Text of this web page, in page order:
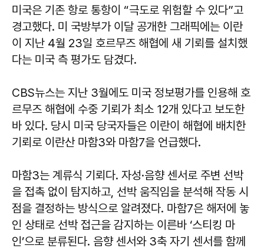
미국은 기존 항로 통항이 “극도로 위험할 수 있다”고
경고했다. 미 국방부가 이달 공개한 그래픽에는 이란
이 지난 4월 23일 호르무즈 해협에 새 기뢰를 설치했
다는 미국 측 평가도 담겼다.
CBS뉴스는 지난 3월에도 미국 정보평가를 인용해 호
르무즈 해협에 수중 기뢰가 최소 12개 있다고 보도한
바 있다. 당시 미국 당국자들은 이란이 해협에 배치한
기뢰로 이란산 마함3와 마함7을 언급했다.
마함3는 계류식 기뢰다. 자성·음향 센서로 주변 선박
을 접촉 없이 탐지하고, 선박 움직임을 분석해 작동 시
점을 결정하는 방식으로 알려졌다. 마함7은 해저에 놓
인 상태로 선박 접근을 감지하는 이른바 ‘스티킹 마
인’으로 분류된다. 음향 센서와 3축 자기 센서를 함께